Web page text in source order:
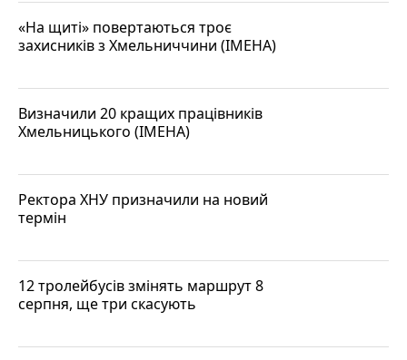
«На щиті» повертаються троє
захисників з Хмельниччини (ІМЕНА)
Визначили 20 кращих працівників
Хмельницького (ІМЕНА)
Ректора ХНУ призначили на новий
термін
12 тролейбусів змінять маршрут 8
серпня, ще три скасують